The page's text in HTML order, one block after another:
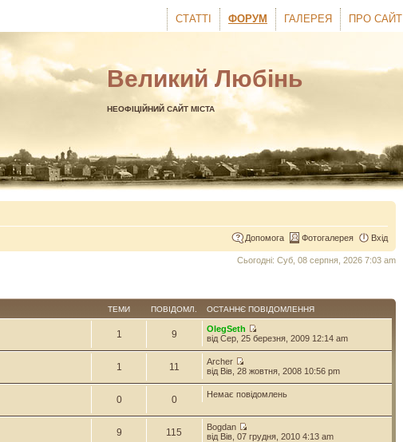
ПРО САЙТ
ГАЛЕРЕЯ
ФОРУМ
СТАТТІ
Великий Любінь
НЕОФІЦІЙНИЙ САЙТ МІСТА
Допомога Фотогалерея Вхід
Сьогодні: Суб, 08 серпня, 2026 7:03 am
ТЕМИ ПОВІДОМЛ. ОСТАННЄ ПОВІДОМЛЕННЯ
1 9
OlegSeth
від Сер, 25 березня, 2009 12:14 am
1 11
Archer
від Вів, 28 жовтня, 2008 10:56 pm
0 0 Немає повідомлень
9 115
Bogdan
від Вів, 07 грудня, 2010 4:13 am